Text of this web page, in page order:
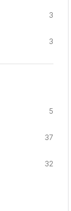
3
3
5
37
32